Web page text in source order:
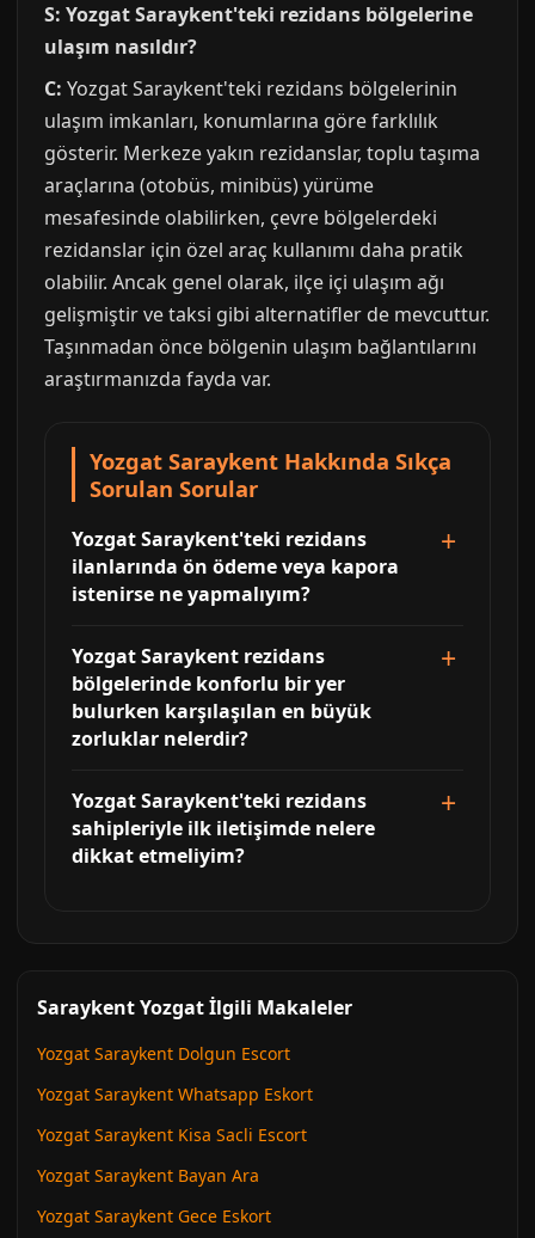
S: Yozgat Saraykent'teki rezidans bölgelerine
ulaşım nasıldır?
C: Yozgat Saraykent'teki rezidans bölgelerinin
ulaşım imkanları, konumlarına göre farklılık
gösterir. Merkeze yakın rezidanslar, toplu taşıma
araçlarına (otobüs, minibüs) yürüme
mesafesinde olabilirken, çevre bölgelerdeki
rezidanslar için özel araç kullanımı daha pratik
olabilir. Ancak genel olarak, ilçe içi ulaşım ağı
gelişmiştir ve taksi gibi alternatifler de mevcuttur.
Taşınmadan önce bölgenin ulaşım bağlantılarını
araştırmanızda fayda var.
Yozgat Saraykent Hakkında Sıkça
Sorulan Sorular
Yozgat Saraykent'teki rezidans
ilanlarında ön ödeme veya kapora
istenirse ne yapmalıyım?
Yozgat Saraykent rezidans
bölgelerinde konforlu bir yer
bulurken karşılaşılan en büyük
zorluklar nelerdir?
Yozgat Saraykent'teki rezidans
sahipleriyle ilk iletişimde nelere
dikkat etmeliyim?
Saraykent Yozgat İlgili Makaleler
Yozgat Saraykent Dolgun Escort
Yozgat Saraykent Whatsapp Eskort
Yozgat Saraykent Kisa Sacli Escort
Yozgat Saraykent Bayan Ara
Yozgat Saraykent Gece Eskort